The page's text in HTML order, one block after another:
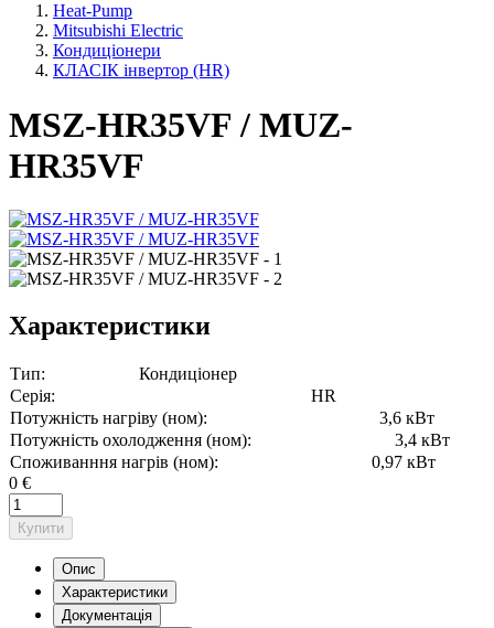
Heat-Pump
Mitsubishi Electric
Кондиціонери
КЛАСІК інвертор (HR)
MSZ-HR35VF / MUZ-
HR35VF
Характеристики
Тип:
Кондиціонер
Серія:
HR
Потужність нагріву (ном):
3,6 кВт
Потужність охолодження (ном):
3,4 кВт
Споживанння нагрів (ном):
0,97 кВт
0 €
Купити
Опис
Характеристики
Документація